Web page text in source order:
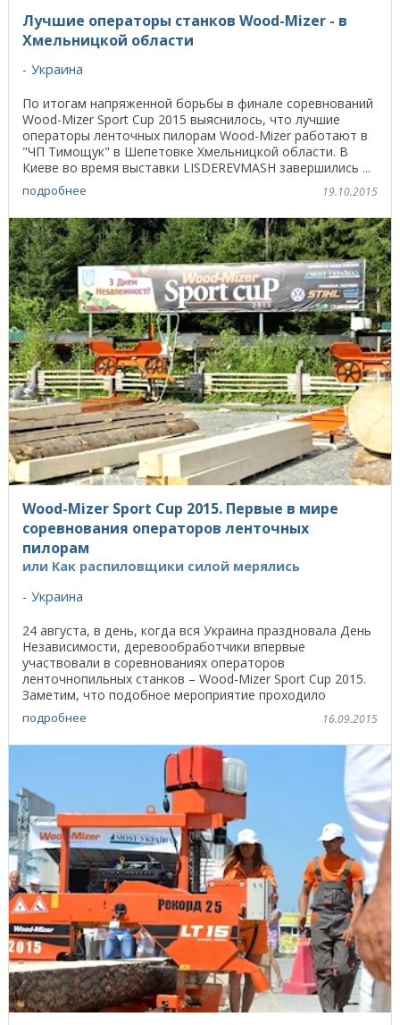
Лучшие операторы станков Wood-Mizer - в
Хмельницкой области
Украина
По итогам напряженной борьбы в финале соревнований
Wood-Mizer Sport Cup 2015 выяснилось, что лучшие
операторы ленточных пилорам Wood-Mizer работают в
"ЧП Тимощук" в Шепетовке Хмельницкой области. В
Киеве во время выставки LISDEREVMASH завершились ...
подробнее 19.10.2015
Wood-Mizer Sport Cup 2015. Первые в мире
соревнования операторов ленточных
пилорам
или Как распиловщики силой мерялись
Украина
24 августа, в день, когда вся Украина праздновала День
Независимости, деревообработчики впервые
участвовали в соревнованиях операторов
ленточнопильных станков – Wood-Mizer Sport Cup 2015.
Заметим, что подобное мероприятие проходило
впервые не только ...
подробнее 16.09.2015